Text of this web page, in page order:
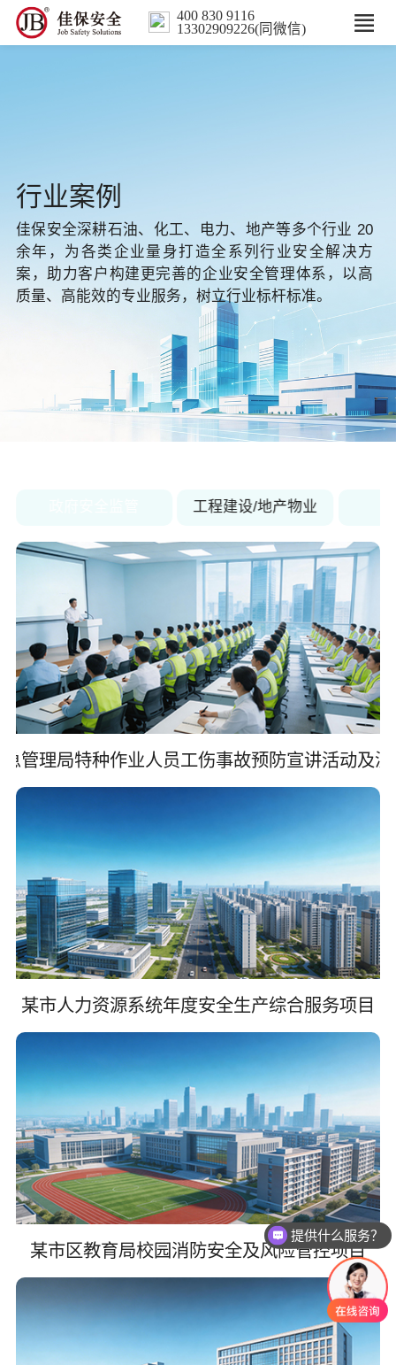
400 830 9116
13302909226(同微信)
行业案例
培训
行业案例
佳保安全深耕石油、化工、电力、地产等多个行业 20
余年，为各类企业量身打造全系列行业安全解决方
案，助力客户构建更完善的企业安全管理体系，以高
质量、高能效的专业服务，树立行业标杆标准。
工程建设/地产物业
管理局特种作业人员工伤事故预防宣讲活动及
某市人力资源系统年度安全生产综合服务项目
某市区教育局校园消防安全及风险管控项目
提供什么服务？